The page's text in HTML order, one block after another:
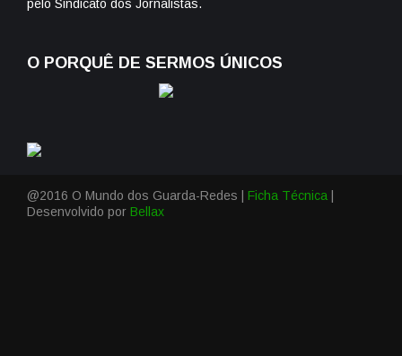
pelo Sindicato dos Jornalistas.
O PORQUÊ DE SERMOS ÚNICOS
@2016 O Mundo dos Guarda-Redes | Ficha Técnica
Desenvolvido por Bellax